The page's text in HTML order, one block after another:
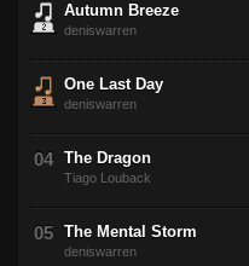
Autumn Breeze
deniswarren
One Last Day
deniswarren
The Dragon
Tiago Louback
The Mental Storm
deniswarren